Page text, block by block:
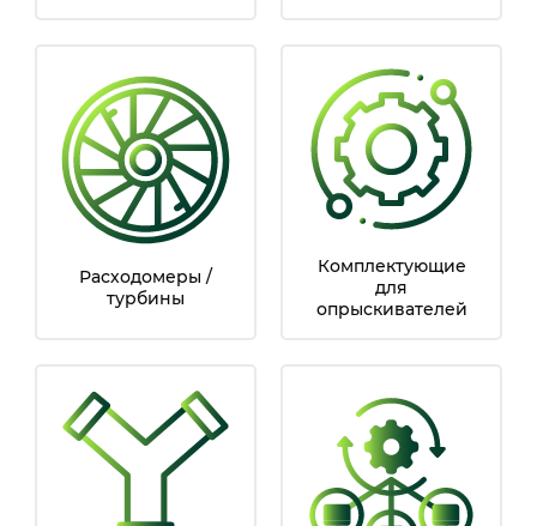
Расходомеры /
турбины
Комплектующие
для
опрыскивателей